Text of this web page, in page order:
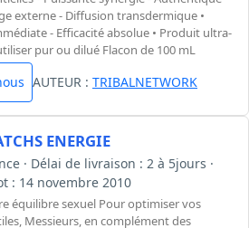
externe - Diffusion transdermique •
- Efficacité absolue • Produit ultra-
pur ou dilué Flacon de 100 mL
AUTEUR : TRIBALNETWORK
ENERGIE
· Délai de livraison : 2 à 5jours ·
: 14 novembre 2010
équilibre sexuel Pour optimiser vos
Messieurs, en complément des